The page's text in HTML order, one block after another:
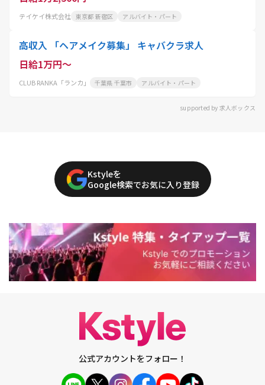
テイケイ株式会社 東京都 新宿区 アルバイト・パート
高収入 「ヘアメイク募集」 キャバクラ求人
日給1万円～
CLUB RANKA「ランカ」 千葉県 千葉市 アルバイト・パート
supported by 求人ボックス
Kstyleを
Google検索でお気に入り登録
公式アカウントをフォロー！